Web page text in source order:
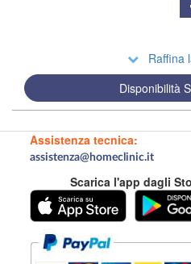
Raffina
Disponibilità
Assistenza tecnica:
assistenza@homeclinic.it
Scarica l'app dagli